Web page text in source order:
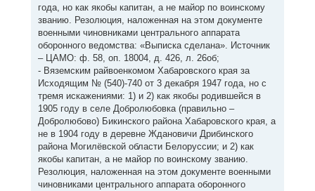
года, но как якобы капитан, а не майор по воинскому
званию. Резолюция, наложенная на этом документе
военными чиновниками центрального аппарата
оборонного ведомства: «Выписка сделана». Источник
– ЦАМО: ф. 58, оп. 18004, д. 426, л. 26об;
- Вяземским райвоенкомом Хабаровского края за
Исходящим № (540)-740 от 3 декабря 1947 года, но с
тремя искажениями: 1) и 2) как якобы родившейся в
1905 году в селе Добролюбовка (правильно –
Добролюбово) Бикинского района Хабаровского края, а
не в 1904 году в деревне Ждановичи Дрибинского
района Могилёвской области Белоруссии; и 2) как
якобы капитан, а не майор по воинскому званию.
Резолюция, наложенная на этом документе военными
чиновниками центрального аппарата оборонного